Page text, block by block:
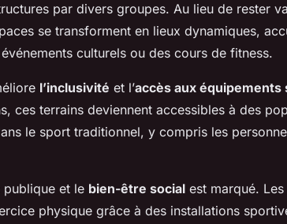
par divers groupes. Au lieu de rester
se transforment en lieux dynamiques,
culturels ou des cours de fitness.
l’inclusivité et l’accès aux équipements
ces terrains deviennent accessibles à des
le sport traditionnel, y compris les
publique et le bien-être social est marqué.
physique grâce à des installations